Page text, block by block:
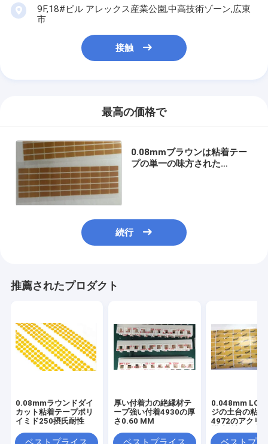
9F,18#ビル アレックス産業公園,中高技術ゾーン,広東
市
接触
最高の価格で
0.08mmブラウンは粘着テー
プの単一の味方された
続行
推薦されたプロダクト
0.08mmラウンドダイ
カット粘着テープポリ
イミド250摂氏耐性
厚い付着力の絶縁材テ
ープ強い付着4930の厚
さ0.60 MM
0.048mm LCD
ジの土台の粘着
4972のアクリ